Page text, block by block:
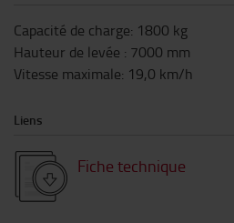
Capacité de charge: 1800 kg
Hauteur de levée : 7000 mm
Vitesse maximale: 19,0 km/h
Liens
Fiche technique